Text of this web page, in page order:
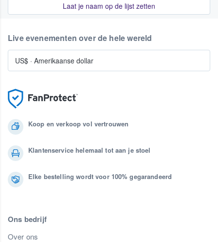
Laat je naam op de lijst zetten
Koop en verkoop vol vertrouwen
Klantenservice helemaal tot aan je stoel
Elke bestelling wordt voor 100% gegarandeerd
Ons bedrijf
Over ons
Live evenementen over de hele wereld
US$ · Amerikaanse dollar